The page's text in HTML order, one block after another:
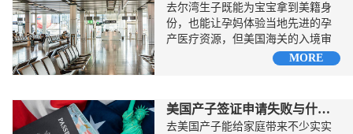
去尔湾生子既能为宝宝拿到美籍身
份，也能让孕妈体验当地先进的孕
产医疗资源，但美国海关的入境审
查环节一直是不少孕妈担心的关
MORE
美国产子签证申请失败与什么原因有关
去美国产子能给家庭带来不少实实